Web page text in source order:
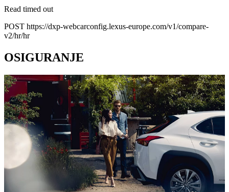
Read timed out
POST https://dxp-webcarconfig.lexus-europe.com/v1/compare-
v2/hr/hr
OSIGURANJE